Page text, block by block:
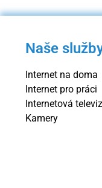
Naše
Internet na doma
Internet pro práci
Internetová
Kamery